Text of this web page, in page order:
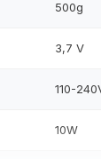
500g
3,7 V
110-
10W